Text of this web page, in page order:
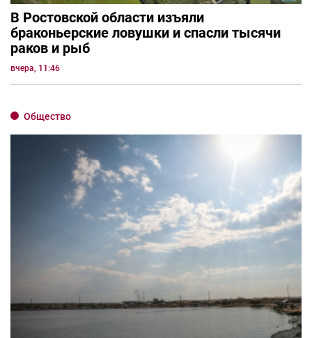
В Ростовской области изъяли
браконьерские ловушки и спасли тысячи
раков и рыб
вчера, 11:46
Общество